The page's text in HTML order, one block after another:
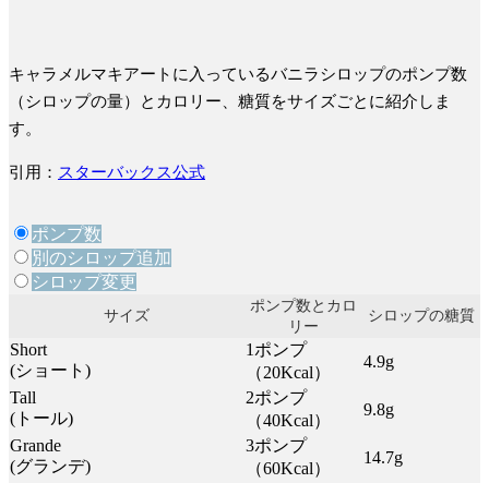
キャラメルマキアートに入っているバニラシロップのポンプ数
（シロップの量）とカロリー、糖質をサイズごとに紹介しま
す。
引用： スターバックス公式
ポンプ数
別のシロップ追加
シロップ変更
サイズ
ポンプ数とカロ
リー
シロップの糖質
Short
(ショート)
1ポンプ
（20Kcal）
4.9g
Tall
(トール)
2ポンプ
（40Kcal）
9.8g
Grande
(グランデ)
3ポンプ
（60Kcal）
14.7g